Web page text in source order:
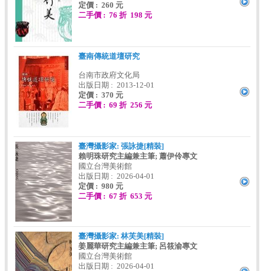
定價 : 260 元
二手價 : 76 折 198 元
臺南傳統道壇研究
台南市政府文化局
出版日期 : 2013-12-01
定價 : 370 元
二手價 : 69 折 256 元
臺灣攝影家: 張詠捷[精裝]
賴明珠研究主編兼主筆; 蕭伊伶專文
國立台灣美術館
出版日期 : 2026-04-01
定價 : 980 元
二手價 : 67 折 653 元
臺灣攝影家: 林芙美[精裝]
姜麗華研究主編兼主筆; 呂筱渝專文
國立台灣美術館
出版日期 : 2026-04-01